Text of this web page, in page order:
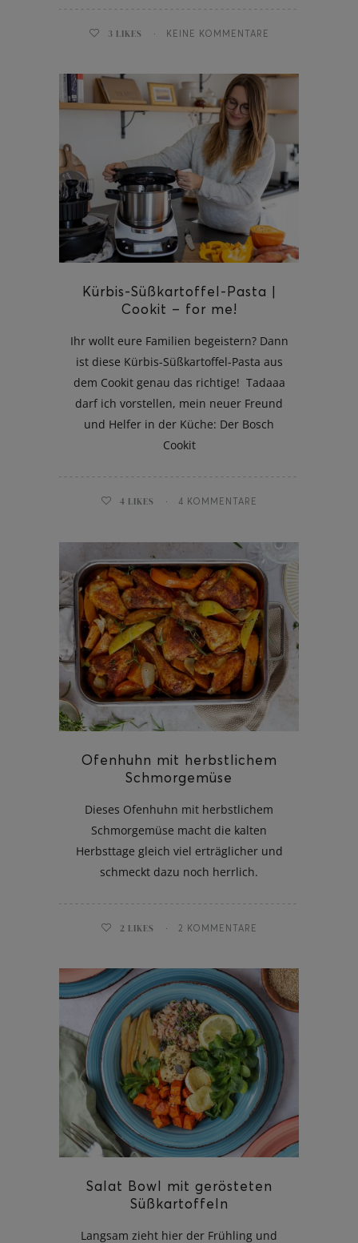
Eis am Stil
3 LIKES KEINE KOMMENTARE
Kürbis-Süßkartoffel-Pasta |
Cookit – for me!
Ihr wollt eure Familien begeistern? Dann
ist diese Kürbis-Süßkartoffel-Pasta aus
dem Cookit genau das richtige! Tadaaa
darf ich vorstellen, mein neuer Freund
und Helfer in der Küche: Der Bosch
Cookit
4 LIKES 4 KOMMENTARE
Ofenhuhn mit herbstlichem
Schmorgemüse
Dieses Ofenhuhn mit herbstlichem
Schmorgemüse macht die kalten
Herbsttage gleich viel erträglicher und
schmeckt dazu noch herrlich.
2 LIKES 2 KOMMENTARE
Salat Bowl mit gerösteten
Süßkartoffeln
Langsam zieht hier der Frühling und